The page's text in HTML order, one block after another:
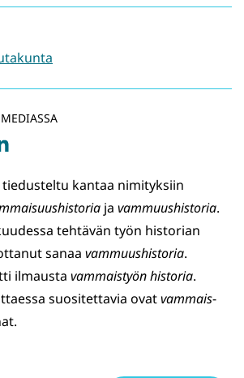
kantaa nimityksiin
ja vammuushistoria.
tehtävän työn historian
sanaa vammuushistoria.
ilmausta vammaistyön historia.
suositettavia ovatvammais-